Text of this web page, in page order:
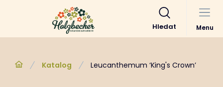
Hledat Menu
Katalog Leucanthemum ‘King's Crown’